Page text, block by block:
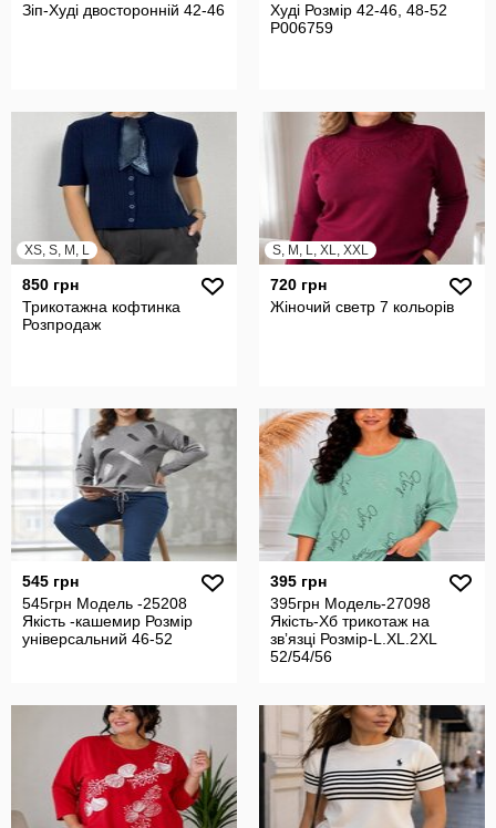
Зіп-Худі двосторонній 42-46
Худі Розмір 42-46, 48-52
P006759
XS, S, M, L
850 грн
Трикотажна кофтинка
Розпродаж
S, M, L, XL, XXL
720 грн
Жіночий светр 7 кольорів
545 грн
545грн Модель -25208
Якість -кашемир Розмір
універсальний 46-52
395 грн
395грн Модель-27098
Якість-Хб трикотаж на
звʼязці Розмір-L.XL.2XL
52/54/56